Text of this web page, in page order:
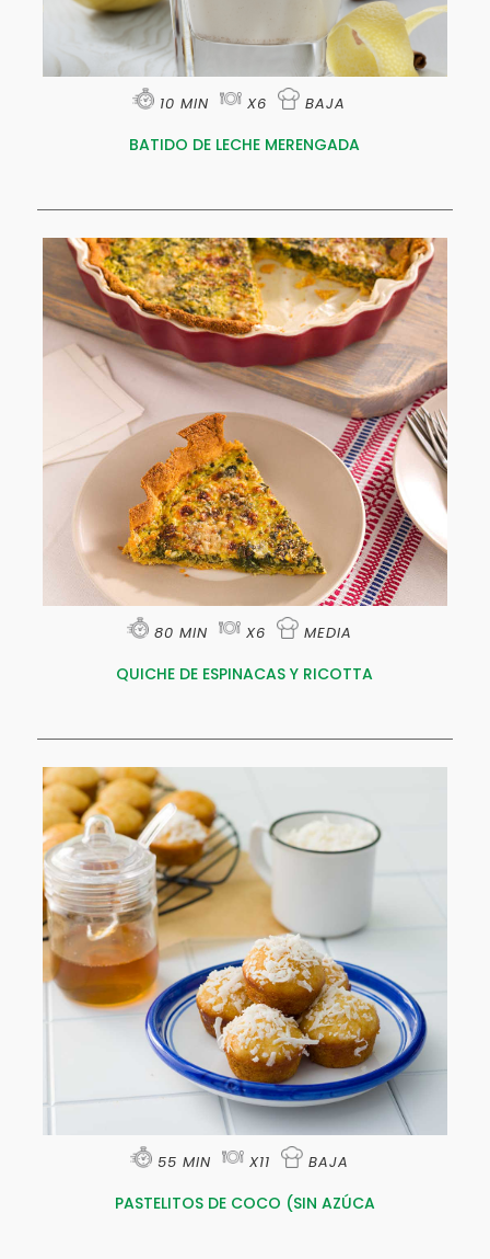
10 MIN X6 BAJA
BATIDO DE LECHE MERENGADA
80 MIN X6 MEDIA
QUICHE DE ESPINACAS Y RICOTTA
55 MIN X11 BAJA
PASTELITOS DE COCO (SIN AZÚCA